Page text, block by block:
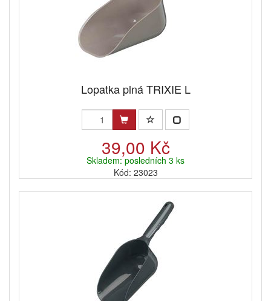
Lopatka plná TRIXIE L
39,00 Kč
Skladem: posledních 3 ks
Kód: 23023